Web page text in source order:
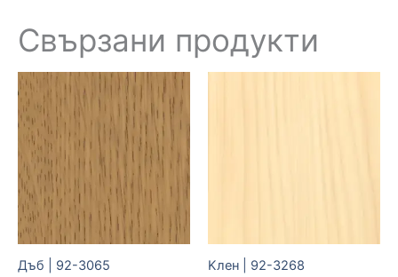
Свързани продукти
Дъб | 92-3065 Kлен | 92-3268